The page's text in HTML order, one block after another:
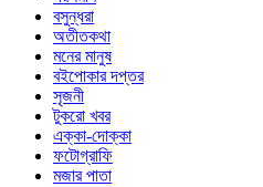
বসুন্ধরা
অতীতকথা
মনের মানুষ
বইপোকার দপ্তর
সৃজনী
টুকরো খবর
এক্কা-দোক্কা
ফটোগ্রাফি
মজার পাতা